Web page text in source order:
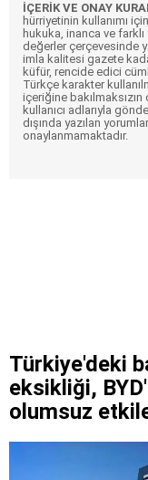
İÇERİK VE ONAY
hürriyetinin kullanımı
hukuka, inanca ve
değerler çerçevesinde
imla kalitesi gazete
küfür, rencide edici
Türkçe karakter
içeriğine
kullanıcı adlarıyla
dışında yazılan
onaylanmamaktadır.
Türkiye'deki
eksikliği,
olumsuz